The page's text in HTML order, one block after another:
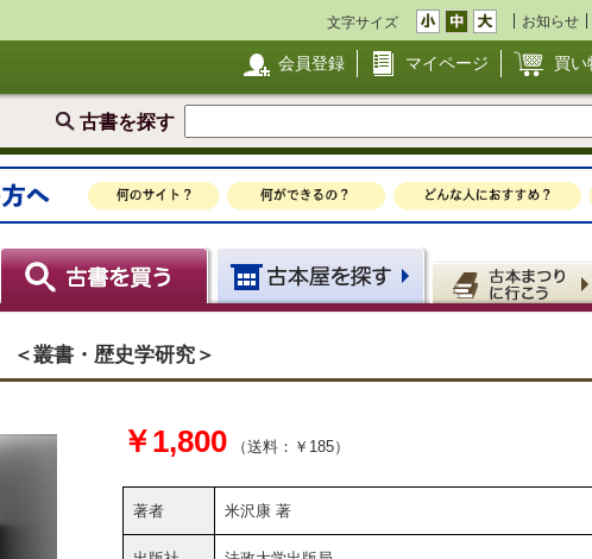
文字サイズ お知らせ
会員登録 マイページ 買い
古書を探す
叢書・歴史学研究＞
￥1,800 （送料：￥185）
著者 米沢康 著